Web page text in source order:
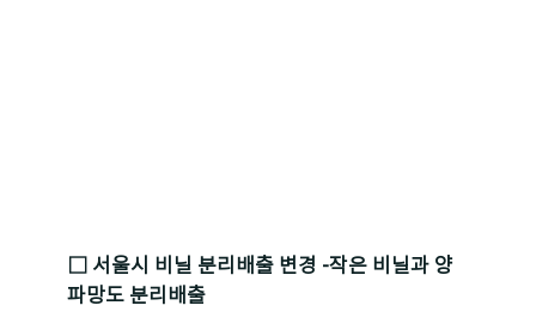
□ 서울시 비닐 분리배출 변경 -작은 비닐과 양
파망도 분리배출